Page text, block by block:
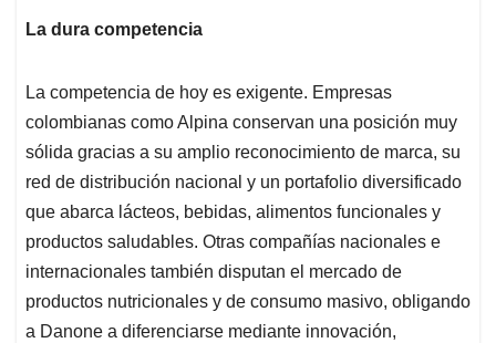
La dura competencia
La competencia de hoy es exigente. Empresas
colombianas como Alpina conservan una posición muy
sólida gracias a su amplio reconocimiento de marca, su
red de distribución nacional y un portafolio diversificado
que abarca lácteos, bebidas, alimentos funcionales y
productos saludables. Otras compañías nacionales e
internacionales también disputan el mercado de
productos nutricionales y de consumo masivo, obligando
a Danone a diferenciarse mediante innovación,